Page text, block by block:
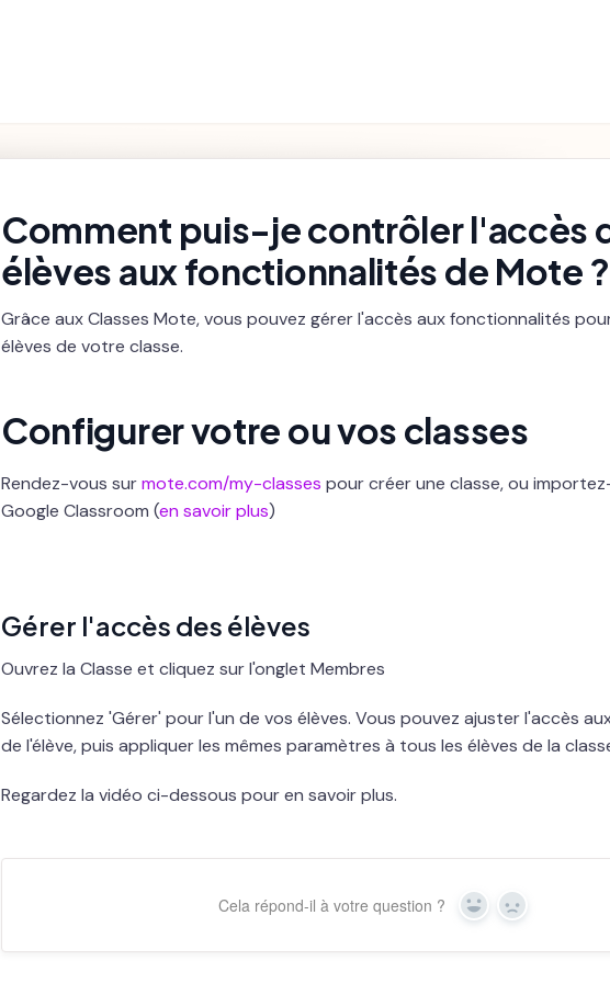
Comment puis-je contrôler l'accès
élèves aux fonctionnalités de Mote ?
Grâce aux Classes Mote, vous pouvez gérer l'accès aux fonctionnalités
élèves de votre classe.
Configurer votre ou vos classes
Rendez-vous surmote.com/my-classes pour créer une classe, ou
Google Classroom (en savoir plus)
Gérer l'accès des élèves
Ouvrez la Classe et cliquez sur l'onglet Membres
Sélectionnez 'Gérer' pour l'un de vos élèves. Vous pouvez ajuster l'accès
de l'élève, puis appliquer les mêmes paramètres à tous les élèves de la
Regardez la vidéo ci-dessous pour en savoir plus.
Cela répond-il à votre question ? Yes No